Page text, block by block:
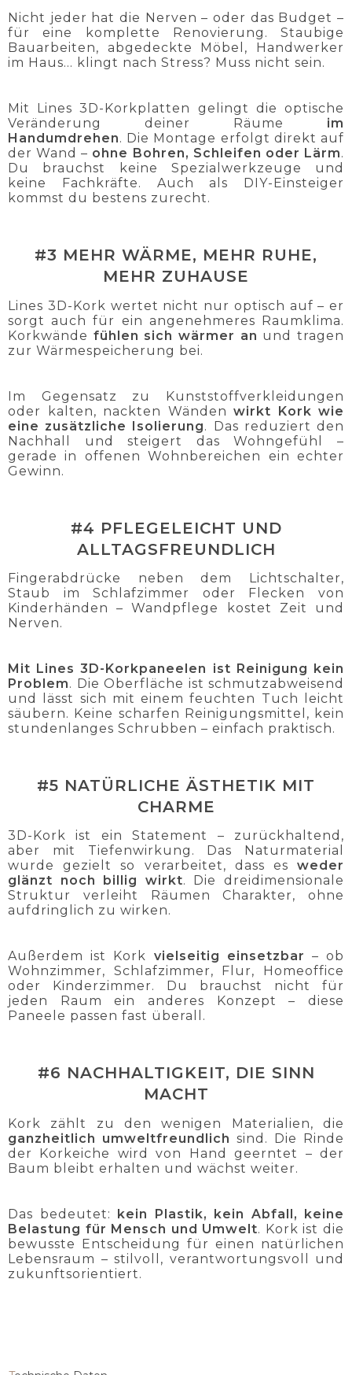
Nicht jeder hat die Nerven – oder das Budget –
für eine komplette Renovierung. Staubige
Bauarbeiten, abgedeckte Möbel, Handwerker
im Haus... klingt nach Stress? Muss nicht sein.
Mit Lines 3D-Korkplatten gelingt die optische
Veränderung deiner Räume im
Handumdrehen. Die Montage erfolgt direkt auf
der Wand – ohne Bohren, Schleifen oder Lärm.
Du brauchst keine Spezialwerkzeuge und
keine Fachkräfte. Auch als DIY-Einsteiger
kommst du bestens zurecht.
#3 MEHR WÄRME, MEHR RUHE,
MEHR ZUHAUSE
Lines 3D-Kork wertet nicht nur optisch auf – er
sorgt auch für ein angenehmeres Raumklima.
Korkwände fühlen sich wärmer an und tragen
zur Wärmespeicherung bei.
Im Gegensatz zu Kunststoffverkleidungen
oder kalten, nackten Wänden wirkt Kork wie
eine zusätzliche Isolierung. Das reduziert den
Nachhall und steigert das Wohngefühl –
gerade in offenen Wohnbereichen ein echter
Gewinn.
#4 PFLEGELEICHT UND
ALLTAGSFREUNDLICH
Fingerabdrücke neben dem Lichtschalter,
Staub im Schlafzimmer oder Flecken von
Kinderhänden – Wandpflege kostet Zeit und
Nerven.
Mit Lines 3D-Korkpaneelen ist Reinigung kein
Problem. Die Oberfläche ist schmutzabweisend
und lässt sich mit einem feuchten Tuch leicht
säubern. Keine scharfen Reinigungsmittel, kein
stundenlanges Schrubben – einfach praktisch.
#5 NATÜRLICHE ÄSTHETIK MIT
CHARME
3D-Kork ist ein Statement – zurückhaltend,
aber mit Tiefenwirkung. Das Naturmaterial
wurde gezielt so verarbeitet, dass es weder
glänzt noch billig wirkt. Die dreidimensionale
Struktur verleiht Räumen Charakter, ohne
aufdringlich zu wirken.
Außerdem ist Kork vielseitig einsetzbar – ob
Wohnzimmer, Schlafzimmer, Flur, Homeoffice
oder Kinderzimmer. Du brauchst nicht für
jeden Raum ein anderes Konzept – diese
Paneele passen fast überall.
#6 NACHHALTIGKEIT, DIE SINN
MACHT
Kork zählt zu den wenigen Materialien, die
ganzheitlich umweltfreundlich sind. Die Rinde
der Korkeiche wird von Hand geerntet – der
Baum bleibt erhalten und wächst weiter.
Das bedeutet: kein Plastik, kein Abfall, keine
Belastung für Mensch und Umwelt. Kork ist die
bewusste Entscheidung für einen natürlichen
Lebensraum – stilvoll, verantwortungsvoll und
zukunftsorientiert.